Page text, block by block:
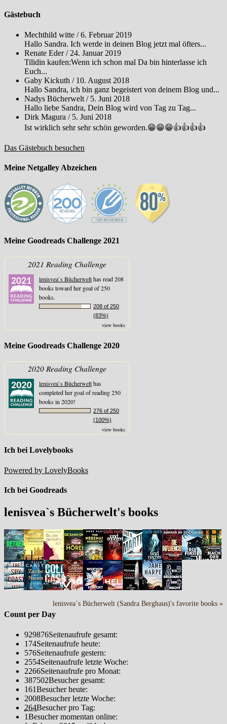
Gästebuch
Mechthild witte /6. Februar 2019
Hallo Sandra. Ich werde in deinen Blog jetzt mal öfters...
Renate Eder/ 24. Januar 2019
Tilidin kaufen:Wenn ich schon mal Da bin hinterlasse ich
Euch...
Gaby Kickuth / 10. August 2018
Hallo Sandra, ich bin ganz begeistert von deinem Blog und...
Nadys Bücherwelt / 5. Juni 2018
Hallo liebe Sandra, Dein Blog wird von Tag zu Tag...
Dirk Magura / 5. Juni 2018
Ist wirklich sehr sehr schön geworden.😁😁😁👍👍👍👍
Das Gästebuch besuchen
Meine Netgalley Abzeichen
Meine Goodreads Challenge 2021
2021 Reading Challenge
lenisvea`s Bücherwelthas read 208
books toward her goal of 250
books.
208 of 250
(83%)
view books
Meine Goodreads Challenge 2020
2020 Reading Challenge
lenisvea`s Bücherwelthas
completed her goal of reading 250
books in 2020!
276 of 250
(100%)
view books
Ich bei Lovelybooks
Powered by LovelyBooks
Ich bei Goodreads
lenisvea`s Bücherwelt's books
lenisvea`s Bücherwelt (Sandra Berghaus)'s favorite books »
Count per Day
929876Seitenaufrufe gesamt:
174Seitenaufrufe heute:
576Seitenaufrufe gestern:
2554Seitenaufrufe letzte Woche:
2266Seitenaufrufe pro Monat:
387502Besucher gesamt:
161Besucher heute:
2008Besucher letzte Woche:
264Besucher pro Tag:
1Besucher momentan online: